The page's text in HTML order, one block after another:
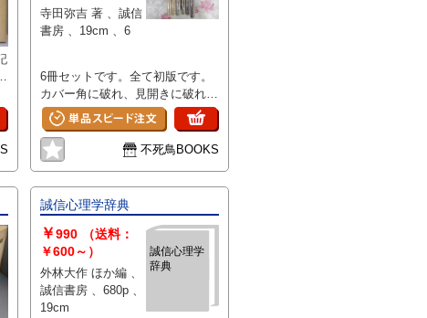
寺田弥吉 著 、誠信
書房 、19cm 、6
6冊セットです。全て初版です。
カバー角に破れ、見開きに破れが
ある物があります。全体に強いヤ
ケシミ汚れ傷みがあります。
不死鳥BOOKS
誠信心理学辞典
誠信心理学
辞典
￥990
（送料：
￥600～）
外林大作 ほか編 、
誠信書房 、680p 、
19cm